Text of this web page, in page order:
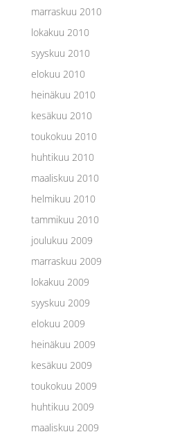
marraskuu 2010
lokakuu 2010
syyskuu 2010
elokuu 2010
heinäkuu 2010
kesäkuu 2010
toukokuu 2010
huhtikuu 2010
maaliskuu 2010
helmikuu 2010
tammikuu 2010
joulukuu 2009
marraskuu 2009
lokakuu 2009
syyskuu 2009
elokuu 2009
heinäkuu 2009
kesäkuu 2009
toukokuu 2009
huhtikuu 2009
maaliskuu 2009